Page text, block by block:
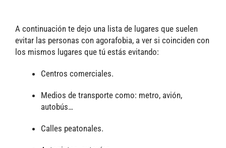
A continuación te dejo una lista de lugares que suelen
evitar las personas con agorafobia, a ver si coinciden con
los mismos lugares que tú estás evitando:
Centros comerciales.
Medios de transporte como: metro, avión,
autobús…
Calles peatonales.